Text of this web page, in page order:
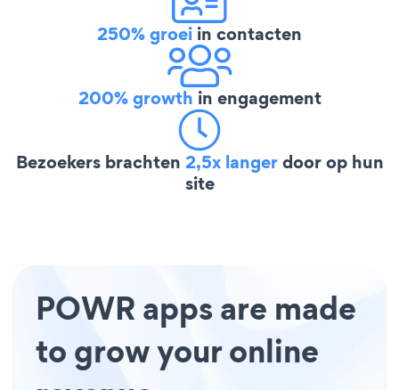
250% groei in contacten
200% growth in engagement
Bezoekers brachten 2,5x langerdoor op hun
site
POWR apps are made
to grow your online